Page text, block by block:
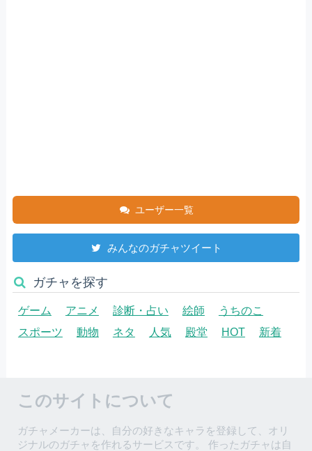
ユーザー一覧
みんなのガチャツイート
ガチャを探す
ゲーム アニメ 診断・占い 絵師
うちのこ
スポーツ
動物 ネタ 人気 殿堂 HOT 新着
このサイトについて
ガチャメーカーは、自分の好きなキャラを登録して、オリ
ジナルのガチャを作れるサービスです。 作ったガチャは自